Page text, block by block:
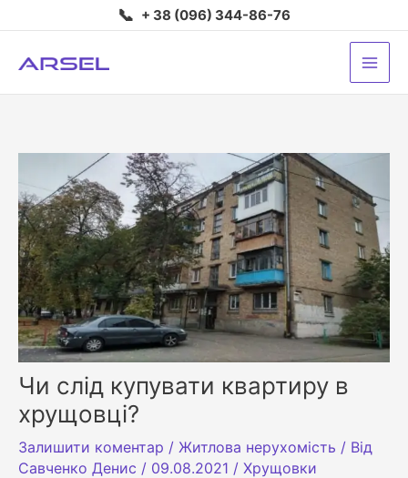
до
вмісту
📞 + 38 (096) 344-86-76
Чи слід купувати квартиру в
хрущовці?
Залишити коментар / Житлова нерухомість / Від
Савченко Денис / 09.08.2021 / Хрущовки